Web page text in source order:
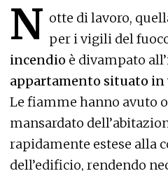
N otte di lavoro,
per i vigili del
incendio è divampato
appartamento situato in
Le fiamme hanno avuto
mansardato
rapidamente estese alla
dell’edificio, rendendo